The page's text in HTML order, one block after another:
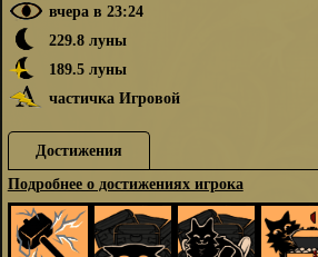
вчера в 23:24
229.8 луны
189.5 луны
частичка Игровой
Достижения
Подробнее о достижениях игрока